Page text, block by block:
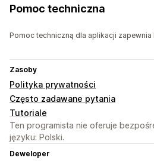
Pomoc techniczna
Pomoc techniczną dla aplikacji zapewnia
Zasoby
Polityka prywatności
Często zadawane pytania
Tutoriale
Ten programista nie oferuje
języku: Polski.
Deweloper